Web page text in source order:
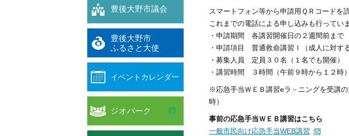
スマートフォン等から申請用ＱＲコードを
これまでの電話による申し込みも行ってい
・申請期間 各講習開催日の２週間前まで
・申請項目 普通救命講習Ⅰ（成人に対す
・募集人員 定員３０名（１名でも開催）
・講習時間 ３時間（午前９時から１２時）
※応急手当ＷＥＢ講習eラ－ニングを受講
時）
事前の応急手当ＷＥＢ講習はこちら
一般市民向け応急手当WEB講習
豊後大野市議会
豊後大野市
ふるさと大使
イベントカレンダー
ジオパーク